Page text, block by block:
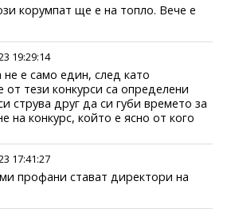
корумпат ще е на топло. Вече е
19:29:14
е само един, след като
от тези конкурси са определени
струва друг да си губи времето за
на конкурс, който е ясно от кого
17:41:27
профани стават директори на